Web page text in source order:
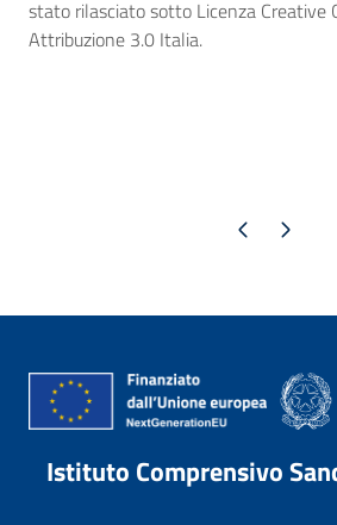
stato rilasciato sotto Licenza Creative
Attribuzione 3.0 Italia.
Pagina precedente
Pagina successiva
Istituto Comprensivo